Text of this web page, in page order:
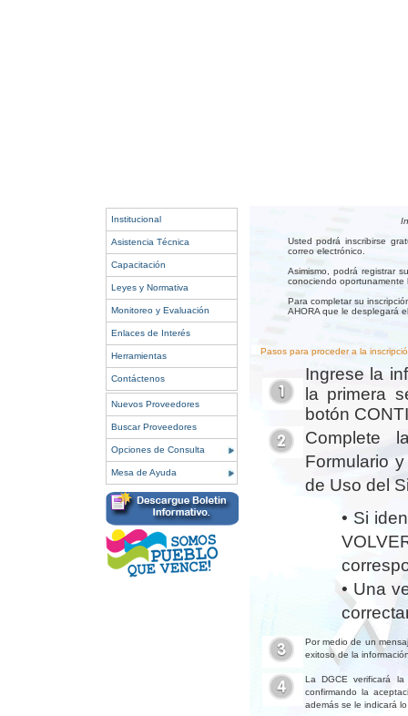
Institucional
Asistencia Técnica
Capacitación
Leyes y Normativa
Monitoreo y Evaluación
Enlaces de Interés
Herramientas
Contáctenos
Nuevos Proveedores
Buscar Proveedores
Opciones de Consulta
Mesa de Ayuda
Usted podrá inscribirse
correo electrónico.
Asimismo, podrá registrar
conociendo oportunamente
Para completar su
AHORA que le desplegará
Pasos para proceder a la
Ingrese la
la primera
botón
Complete
Formulario
de Uso del
• Si
• Una
Por medio de un
exitoso de la
La DGCE verificará
confirmando la
además se le indicará